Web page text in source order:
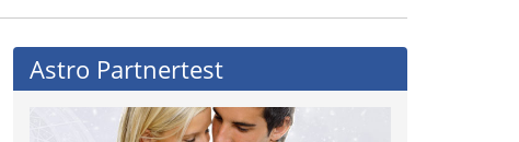
Astro Partnertest